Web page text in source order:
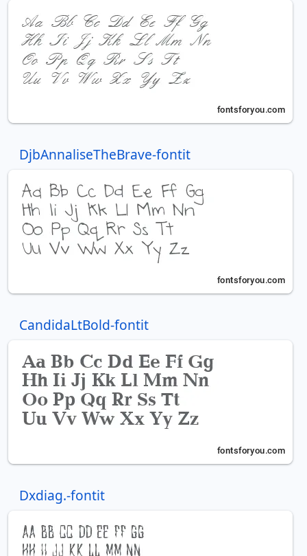
DjbAnnaliseTheBrave-fontit
CandidaLtBold-fontit
Dxdiag.-fontit